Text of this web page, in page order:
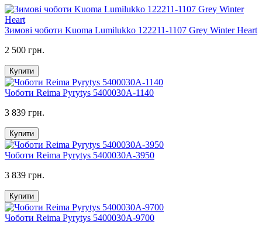
Зимові чоботи Kuoma Lumilukko 122211-1107 Grey Winter Heart
2 500 грн.
Купити
Чоботи Reima Pyrytys 5400030A-1140
3 839 грн.
Купити
Чоботи Reima Pyrytys 5400030A-3950
3 839 грн.
Купити
Чоботи Reima Pyrytys 5400030A-9700